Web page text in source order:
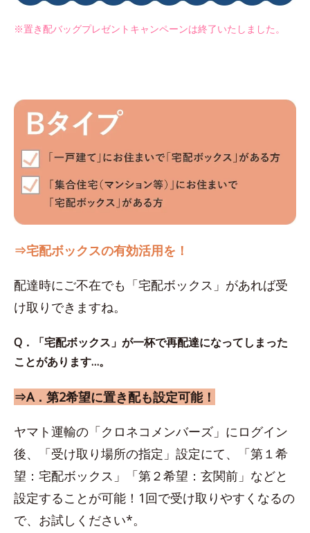
※置き配バッグプレゼントキャンペーンは終了いたしました。
⇒宅配ボックスの有効活用を！
配達時にご不在でも「宅配ボックス」があれば受
け取りできますね。
Q．「宅配ボックス」が一杯で再配達になってしまった
ことがあります…。
⇒A．第2希望に置き配も設定可能！
ヤマト運輸の「クロネコメンバーズ」にログイン
後、「受け取り場所の指定」設定にて、「第１希
望：宅配ボックス」「第２希望：玄関前」などと
設定することが可能！1回で受け取りやすくなるの
で、お試しください*。